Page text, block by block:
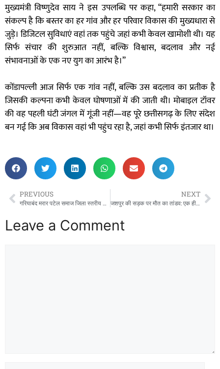
मुख्यमंत्री विष्णुदेव साय ने इस उपलब्धि पर कहा, “हमारी सरकार का
संकल्प है कि बस्तर का हर गांव और हर परिवार विकास की मुख्यधारा से
जुड़े। डिजिटल सुविधाएं वहां तक पहुंचे जहां कभी केवल खामोशी थी। यह
सिर्फ संचार की शुरुआत नहीं, बल्कि विश्वास, बदलाव और नई
संभावनाओं के एक नए युग का आरंभ है।”
कोंडापल्ली आज सिर्फ एक गांव नहीं, बल्कि उस बदलाव का प्रतीक है
जिसकी कल्पना कभी केवल घोषणाओं में की जाती थी। मोबाइल टॉवर
की वह पहली घंटी जंगल में गूंजी नहीं—वह पूरे छत्तीसगढ़ के लिए संदेश
बन गई कि अब विकास वहां भी पहुंच रहा है, जहां कभी सिर्फ इंतजार था।
PREVIOUS
गरियाबंद मरार पटेल समाज जिला स्तरीय चुनाव शांति पूर्ण संपन्न, नवनिर्वाचित अध्यक्ष विष्णु पटेल बने!
NEXT
जशपुर की सड़क पर मौत का तांडव: एक ही गांव के 5 घरों के चिराग एक झटके में बुझ गए, जशपुर में खड़े ट्रेलर से टकराई तेज रफ्तार कार!
Leave a Comment